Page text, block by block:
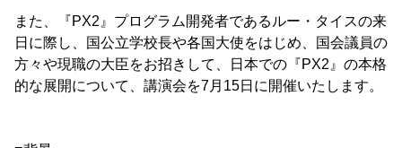
また、『PX2』プログラム開発者であるルー・タイスの来
日に際し、国公立学校長や各国大使をはじめ、国会議員の
方々や現職の大臣をお招きして、日本での『PX2』の本格
的な展開について、講演会を7月15日に開催いたします。